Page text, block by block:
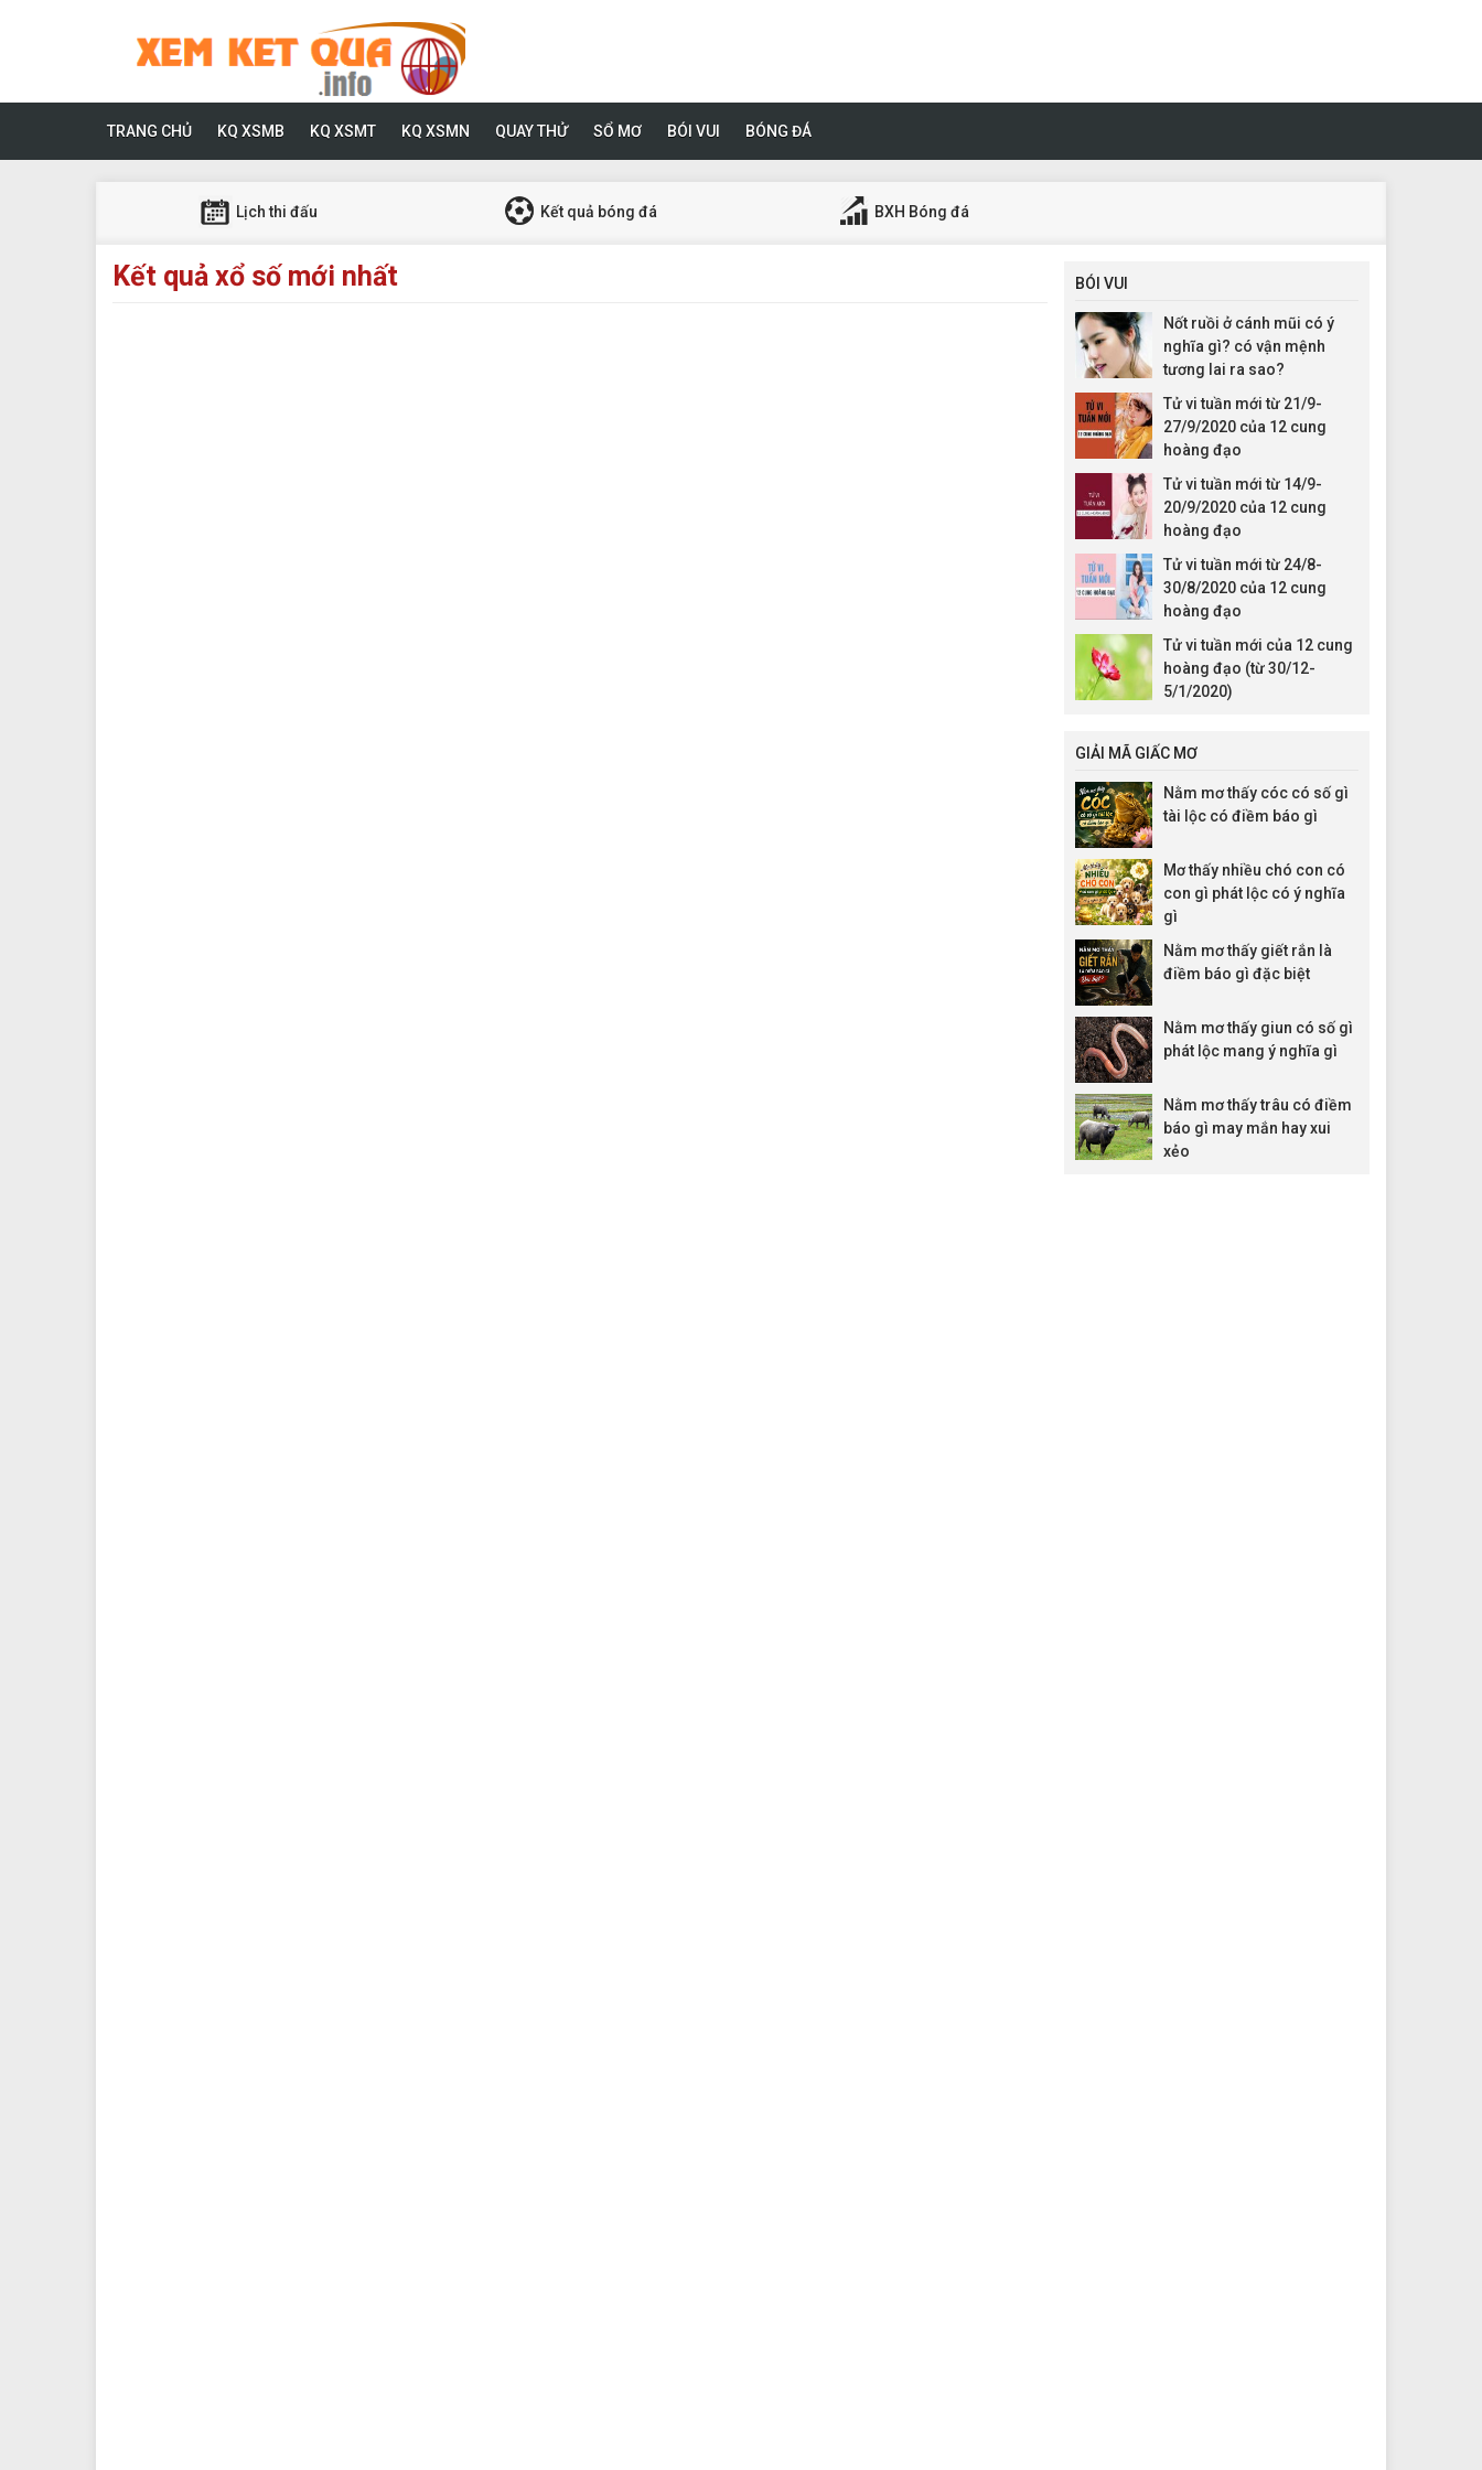
TRANG CHỦ KQ XSMB KQ XSMT KQ XSMN QUAY THỬ SỔ MƠ BÓI VUI BÓNG ĐÁ
Lịch thi đấu Kết quả bóng đá BXH Bóng đá
Kết quả xổ số mới nhất BÓI VUI
Nốt ruồi ở cánh mũi có ý
nghĩa gì? có vận mệnh
tương lai ra sao?
Tử vi tuần mới từ 21/9-
27/9/2020 của 12 cung
hoàng đạo
Tử vi tuần mới từ 14/9-
20/9/2020 của 12 cung
hoàng đạo
Tử vi tuần mới từ 24/8-
30/8/2020 của 12 cung
hoàng đạo
Tử vi tuần mới của 12 cung
hoàng đạo (từ 30/12-
5/1/2020)
GIẢI MÃ GIẤC MƠ
Nằm mơ thấy cóc có số gì
tài lộc có điềm báo gì
Mơ thấy nhiều chó con có
con gì phát lộc có ý nghĩa
gì
Nằm mơ thấy giết rắn là
điềm báo gì đặc biệt
Nằm mơ thấy giun có số gì
phát lộc mang ý nghĩa gì
Nằm mơ thấy trâu có điềm
báo gì may mắn hay xui
xẻo